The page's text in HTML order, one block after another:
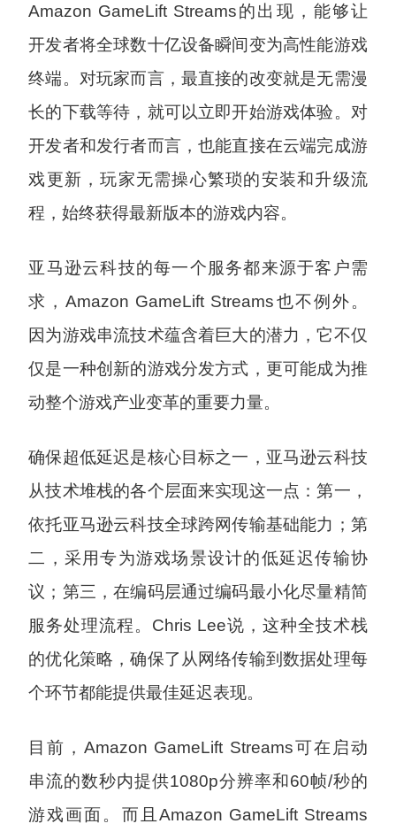
Amazon GameLift Streams的出现，能够让
开发者将全球数十亿设备瞬间变为高性能游戏
终端。对玩家而言，最直接的改变就是无需漫
长的下载等待，就可以立即开始游戏体验。对
开发者和发行者而言，也能直接在云端完成游
戏更新，玩家无需操心繁琐的安装和升级流
程，始终获得最新版本的游戏内容。
亚马逊云科技的每一个服务都来源于客户需
求，Amazon GameLift Streams也不例外。
因为游戏串流技术蕴含着巨大的潜力，它不仅
仅是一种创新的游戏分发方式，更可能成为推
动整个游戏产业变革的重要力量。
确保超低延迟是核心目标之一，亚马逊云科技
从技术堆栈的各个层面来实现这一点：第一，
依托亚马逊云科技全球跨网传输基础能力；第
二，采用专为游戏场景设计的低延迟传输协
议；第三，在编码层通过编码最小化尽量精简
服务处理流程。Chris Lee说，这种全技术栈
的优化策略，确保了从网络传输到数据处理每
个环节都能提供最佳延迟表现。
目前，Amazon GameLift Streams可在启动
串流的数秒内提供1080p分辨率和60帧/秒的
游戏画面。而且Amazon GameLift Streams